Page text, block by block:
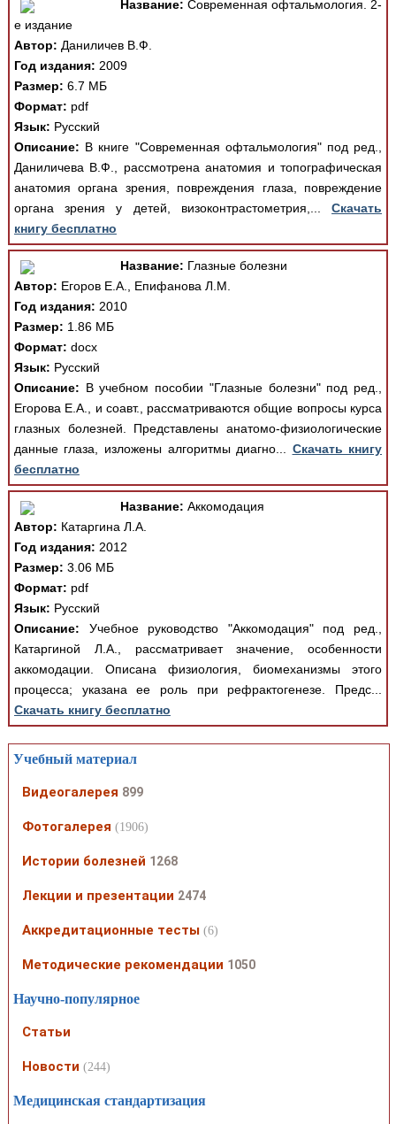
Название: Современная офтальмология. 2-
е издание
Автор: Даниличев В.Ф.
Год издания: 2009
Размер: 6.7 МБ
Формат: pdf
Язык: Русский
Описание: В книге "Современная офтальмология" под ред.,
Даниличева В.Ф., рассмотрена анатомия и топографическая
анатомия органа зрения, повреждения глаза, повреждение
органа зрения у детей, визоконтрастометрия,...Скачать
книгу бесплатно
Название: Глазные болезни
Автор: Егоров Е.А., Епифанова Л.М.
Год издания: 2010
Размер: 1.86 МБ
Формат: docx
Язык: Русский
Описание: В учебном пособии "Глазные болезни" под ред.,
Егорова Е.А., и соавт., рассматриваются общие вопросы курса
глазных болезней. Представлены анатомо-физиологические
данные глаза, изложены алгоритмы диагно... Скачать книгу
бесплатно
Название: Аккомодация
Автор: Катаргина Л.А.
Год издания: 2012
Размер: 3.06 МБ
Формат: pdf
Язык: Русский
Описание: Учебное руководство "Аккомодация" под ред.,
Катаргиной Л.А., рассматривает значение, особенности
аккомодации. Описана физиология, биомеханизмы этого
процесса; указана ее роль при рефрактогенезе. Предс...
Скачать книгу бесплатно
Учебный материал
Видеогалерея 899
Фотогалерея (1906)
Истории болезней 1268
Лекции и презентации 2474
Аккредитационные тесты (6)
Методические рекомендации 1050
Научно-популярное
Статьи
Новости (244)
Медицинская стандартизация